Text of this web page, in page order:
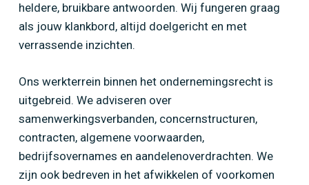
heldere, bruikbare antwoorden. Wij fungeren graag
als jouw klankbord, altijd doelgericht en met
verrassende inzichten.
Ons werkterrein binnen het ondernemingsrecht is
uitgebreid. We adviseren over
samenwerkingsverbanden, concernstructuren,
contracten, algemene voorwaarden,
bedrijfsovernames en aandelenoverdrachten. We
zijn ook bedreven in het afwikkelen of voorkomen